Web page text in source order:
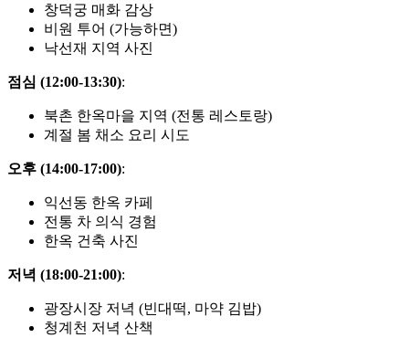
창덕궁 매화 감상
비원 투어 (가능하면)
낙선재 지역 사진
점심 (12:00-13:30):
북촌 한옥마을 지역 (전통 레스토랑)
계절 봄 채소 요리 시도
오후 (14:00-17:00):
익선동 한옥 카페
전통 차 의식 경험
한옥 건축 사진
저녁 (18:00-21:00):
광장시장 저녁 (빈대떡, 마약 김밥)
청계천 저녁 산책